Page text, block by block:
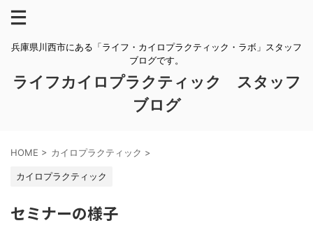
兵庫県川西市にある「ライフ・カイロプラクティック・ラボ」スタッフ
ブログです。
ライフカイロプラクティック スタッフ
ブログ
HOME > カイロプラクティック >
カイロプラクティック
セミナーの様子